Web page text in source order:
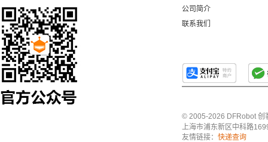
公司简介
联系我们
© 2005-2026 DFRobot 创
上海市浦东新区中科路
友情链接： 快递查询